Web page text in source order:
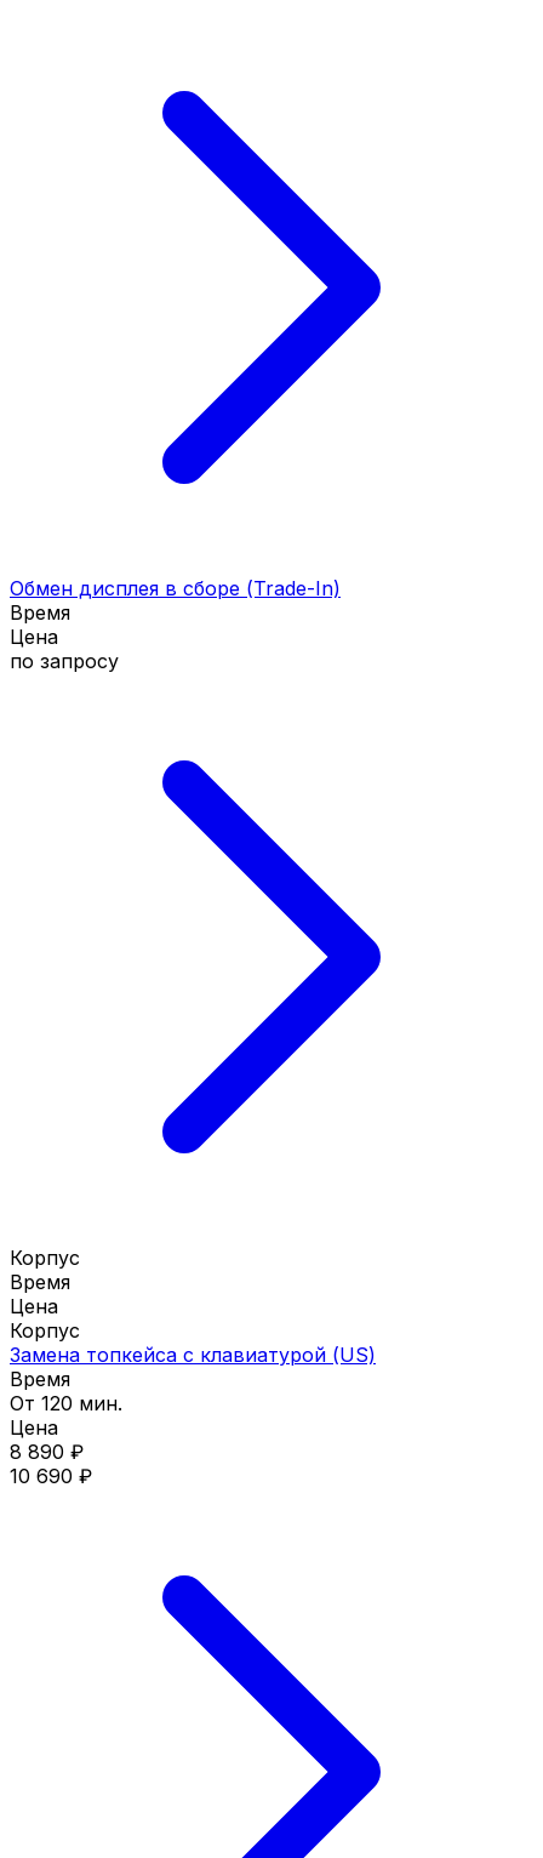
Обмен дисплея в сборе (Trade-In)
Время
Цена
по запросу
Корпус
Время
Цена
Корпус
Замена топкейса с клавиатурой (US)
Время
От 120 мин.
Цена
8 890 ₽
10 690 ₽